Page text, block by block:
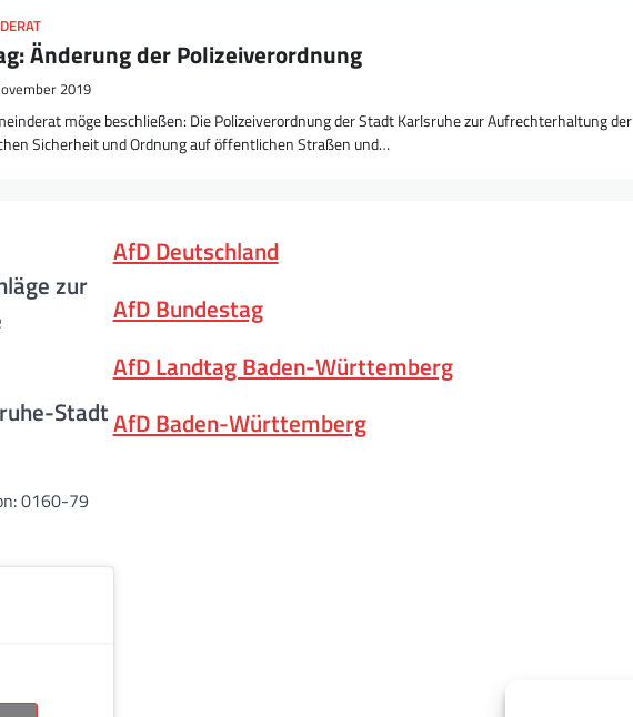
Änderung der Polizeiverordnung
2019
möge beschließen: Die Polizeiverordnung der Stadt Karlsruhe zur Aufrechterhaltung der
Sicherheit und Ordnung auf öffentlichen Straßen und…
zur
Stadt
0160-79
AfD Deutschland
AfD Bundestag
AfD Landtag Baden-Württemberg
AfD Baden-Württemberg